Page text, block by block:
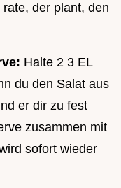
der plant, den
Halte 2 3 EL
du den Salat aus
er dir zu fest
zusammen mit
sofort wieder